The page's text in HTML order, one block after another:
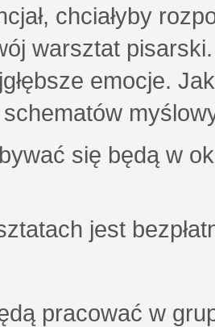
chciałyby
warsztat
emocje.
się będą w
jest
pracować w